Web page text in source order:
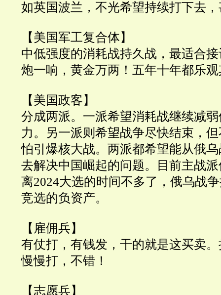
如英国波兰，不光希望持续打下去
【美国军工复合体】
中低强度的消耗战持久战，最适合
炮一响，黄金万两！五年十年都乐
【美国政客】
分成两派。一派希望消耗战继续减
力。另一派则希望战争尽快结束，
怕引爆核大战。两派都希望能从俄
去解决中国崛起的问题。目前主战
离2024大选的时间不多了，俄乌战
竞选的负资产。
【雇佣兵】
有仗打，有钱发，干的就是这买卖
慢慢打，不错！
【志愿兵】